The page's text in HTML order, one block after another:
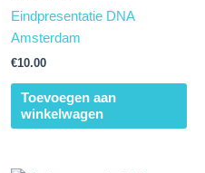
Eindpresentatie DNA
Amsterdam
€10.00
Toevoegen aan
winkelwagen